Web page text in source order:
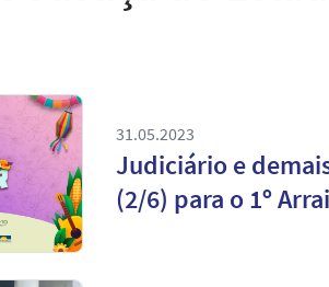
31.05.2023
Judiciário e
(2/6) para o 1º